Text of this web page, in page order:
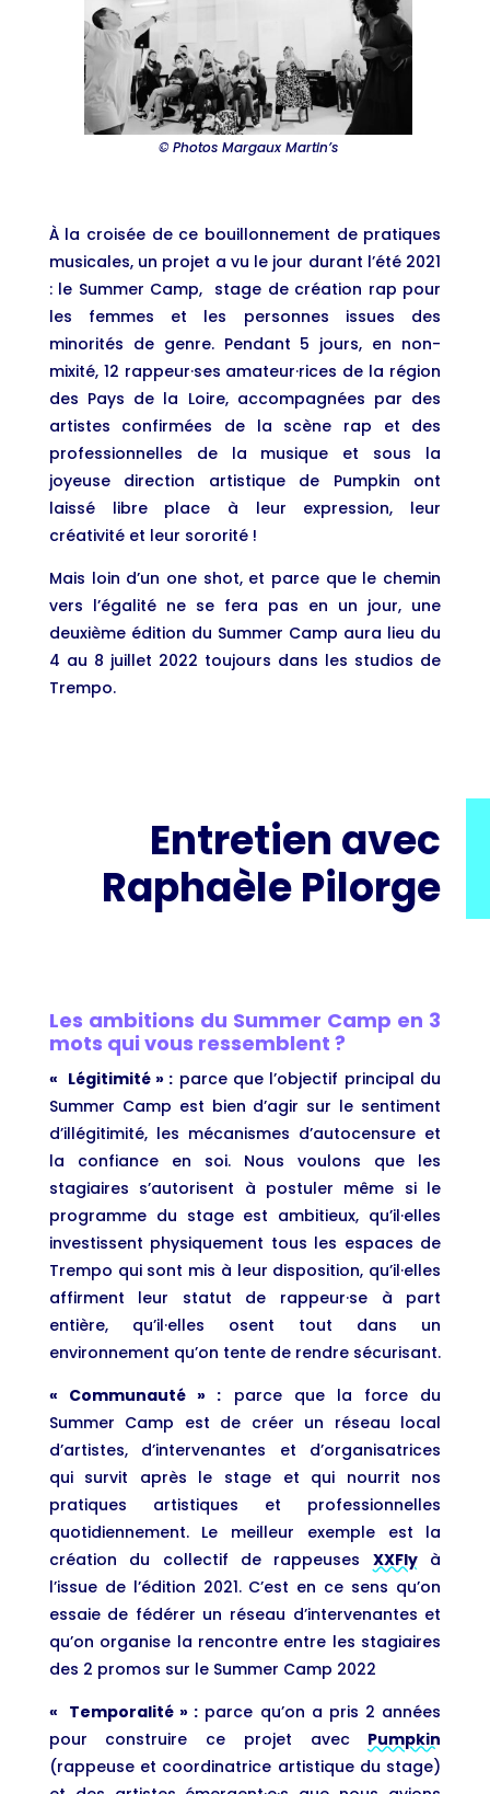
© Photos Margaux Martin’s
À la croisée de ce bouillonnement de pratiques
musicales, un projet a vu le jour durant l’été 2021
: le Summer Camp, stage de création rap pour
les femmes et les personnes issues des
minorités de genre. Pendant 5 jours, en non-
mixité, 12 rappeur·ses amateur·rices de la région
des Pays de la Loire, accompagnées par des
artistes confirmées de la scène rap et des
professionnelles de la musique et sous la
joyeuse direction artistique de Pumpkin ont
laissé libre place à leur expression, leur
créativité et leur sororité !
Mais loin d’un one shot, et parce que le chemin
vers l’égalité ne se fera pas en un jour, une
deuxième édition du Summer Camp aura lieu du
4 au 8 juillet 2022 toujours dans les studios de
Trempo.
Entretien avec
Raphaèle Pilorge
Les ambitions du Summer Camp en 3
mots qui vous ressemblent ?
« Légitimité » : parce que l’objectif principal du
Summer Camp est bien d’agir sur le sentiment
d’illégitimité, les mécanismes d’autocensure et
la confiance en soi. Nous voulons que les
stagiaires s’autorisent à postuler même si le
programme du stage est ambitieux, qu’il·elles
investissent physiquement tous les espaces de
Trempo qui sont mis à leur disposition, qu’il·elles
affirment leur statut de rappeur·se à part
entière, qu’il·elles osent tout dans un
environnement qu’on tente de rendre sécurisant.
« Communauté » : parce que la force du
Summer Camp est de créer un réseau local
d’artistes, d’intervenantes et d’organisatrices
qui survit après le stage et qui nourrit nos
pratiques artistiques et professionnelles
quotidiennement. Le meilleur exemple est la
création du collectif de rappeuses XXFlyà
l’issue de l’édition 2021. C’est en ce sens qu’on
essaie de fédérer un réseau d’intervenantes et
qu’on organise la rencontre entre les stagiaires
des 2 promos sur le Summer Camp 2022
« Temporalité » : parce qu’on a pris 2 années
pour construire ce projet avec Pumpkin
(rappeuse et coordinatrice artistique du stage)